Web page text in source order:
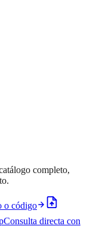
completo,
o código
Consulta directa con